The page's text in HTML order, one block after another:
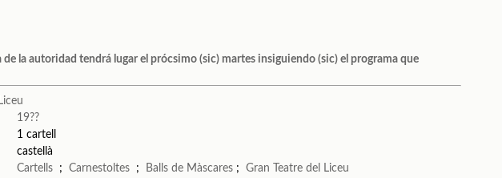
la autoridad tendrá lugar el prócsimo (sic) martes insiguiendo (sic) el programa que
19??
1 cartell
castellà
Cartells ;Carnestoltes ; Balls de Màscares ;Gran Teatre del Liceu